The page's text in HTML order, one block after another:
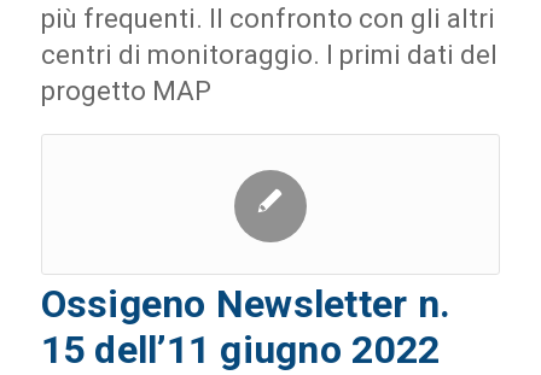
più frequenti. Il confronto con gli altri
centri di monitoraggio. I primi dati del
progetto MAP
Ossigeno Newsletter n.
15 dell’11 giugno 2022